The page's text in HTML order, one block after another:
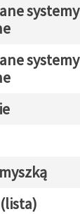
systemy
systemy